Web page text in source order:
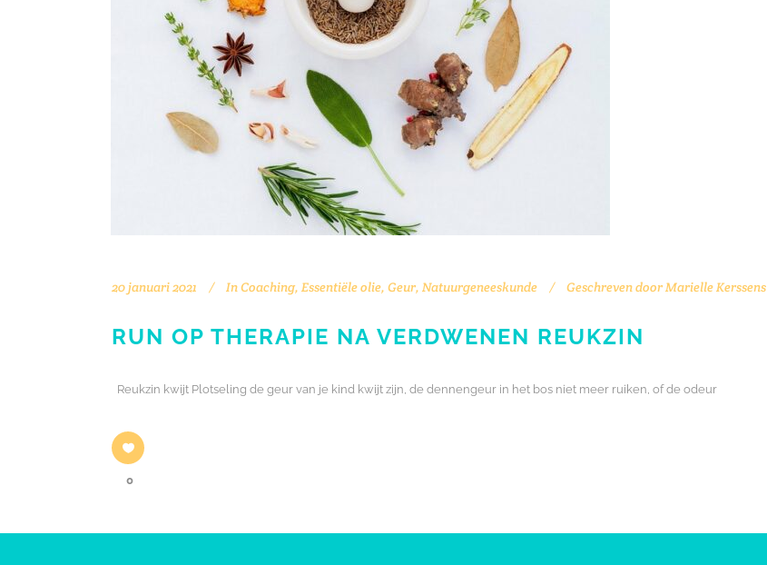
20 januari 2021 InCoaching, Essentiële olie, Geur, Natuurgeneeskunde Geschreven doorMarielle Kerssens
RUN OP THERAPIE NA VERDWENEN REUKZIN
Reukzin kwijt Plotseling de geur van je kind kwijt zijn, de dennengeur in het bos niet meer ruiken, of de odeur
0